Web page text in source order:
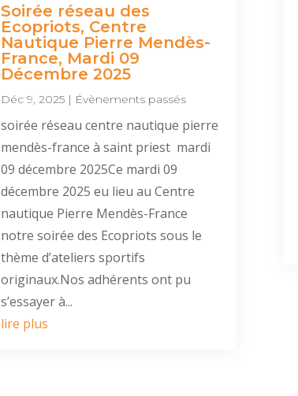
Soirée réseau des
Ecopriots, Centre
Nautique Pierre Mendès-
France, Mardi 09
Décembre 2025
Déc 9, 2025| Évènements passés
soirée réseau centre nautique pierre
mendès-france à saint priest mardi
09 décembre 2025Ce mardi 09
décembre 2025 eu lieu au Centre
nautique Pierre Mendès-France
notre soirée des Ecopriots sous le
thème d’ateliers sportifs
originaux.Nos adhérents ont pu
s’essayer à...
lire plus